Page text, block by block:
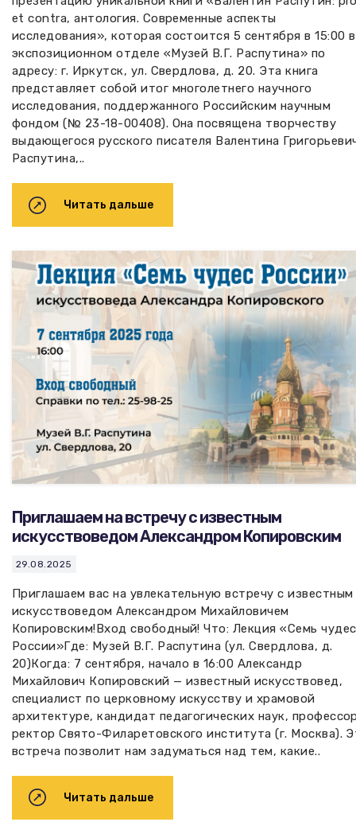
et contra, антология. Современные аспекты
исследования», которая состоится 5 сентября в 15:00 в
экспозиционном отделе «Музей В.Г. Распутина» по
адресу: г. Иркутск, ул. Свердлова, д. 20. Эта книга
представляет собой итог многолетнего научного
исследования, поддержанного Российским научным
фондом (№ 23-18-00408). Она посвящена творчеству
выдающегося русского писателя Валентина
Распутина,..
Читать дальше
Приглашаем на встречу с известным
искусствоведом Александром Копировским
29.08.2025
Приглашаем вас на увлекательную встречу с известным
искусствоведом Александром Михайловичем
Копировским!Вход свободный! Что: Лекция «Семь чудес
России»Где: Музей В.Г. Распутина (ул. Свердлова, д.
20)Когда: 7 сентября, начало в 16:00 Александр
Михайлович Копировский — известный искусствовед,
специалист по церковному искусству и храмовой
архитектуре, кандидат педагогических наук,
ректор Свято-Филаретовского института (г. Москва).
встреча позволит нам задуматься над тем, какие..
Читать дальше